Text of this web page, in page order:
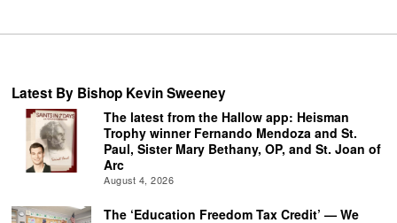
Latest By Bishop Kevin Sweeney
The latest from the Hallow app: Heisman
Trophy winner Fernando Mendoza and St.
Paul, Sister Mary Bethany, OP, and St. Joan of
Arc
August 4, 2026
The ‘Education Freedom Tax Credit’ — We